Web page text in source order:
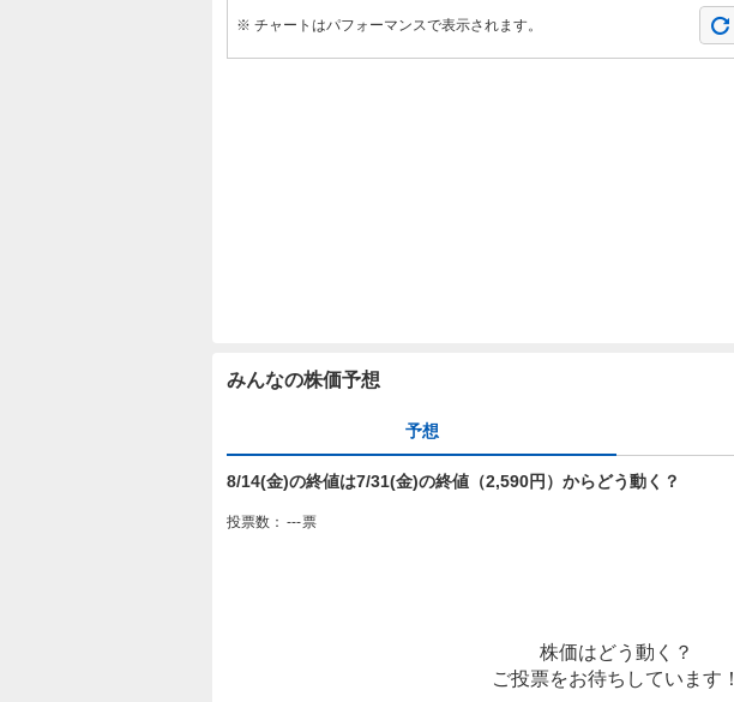
※ チャートはパフォーマンスで表示されます。
みんなの株価予想
予想
8/14(金)の終値は7/31(金)の終値（2,590円）からどう動く？
投票数： ---票
株価はどう動く？
ご投票をお待ちしています！